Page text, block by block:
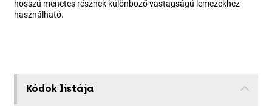
hosszú menetes résznek különböző vastagságú lemezekhez
használható.
Kódok listája